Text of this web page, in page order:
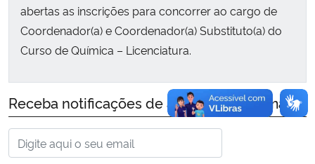
Secretaria de Governo
Gabinete de Segurança Institucional
Banco Central do Brasil
abertas as inscrições para concorrer ao cargo de
Coordenador(a) e Coordenador(a) Substituto(a) do
Curso de Química – Licenciatura.
Receba notificações de alteração por email: